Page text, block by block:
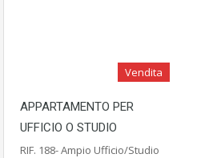
Vendita
APPARTAMENTO PER
UFFICIO O STUDIO
RIF. 188- Ampio Ufficio/Studio